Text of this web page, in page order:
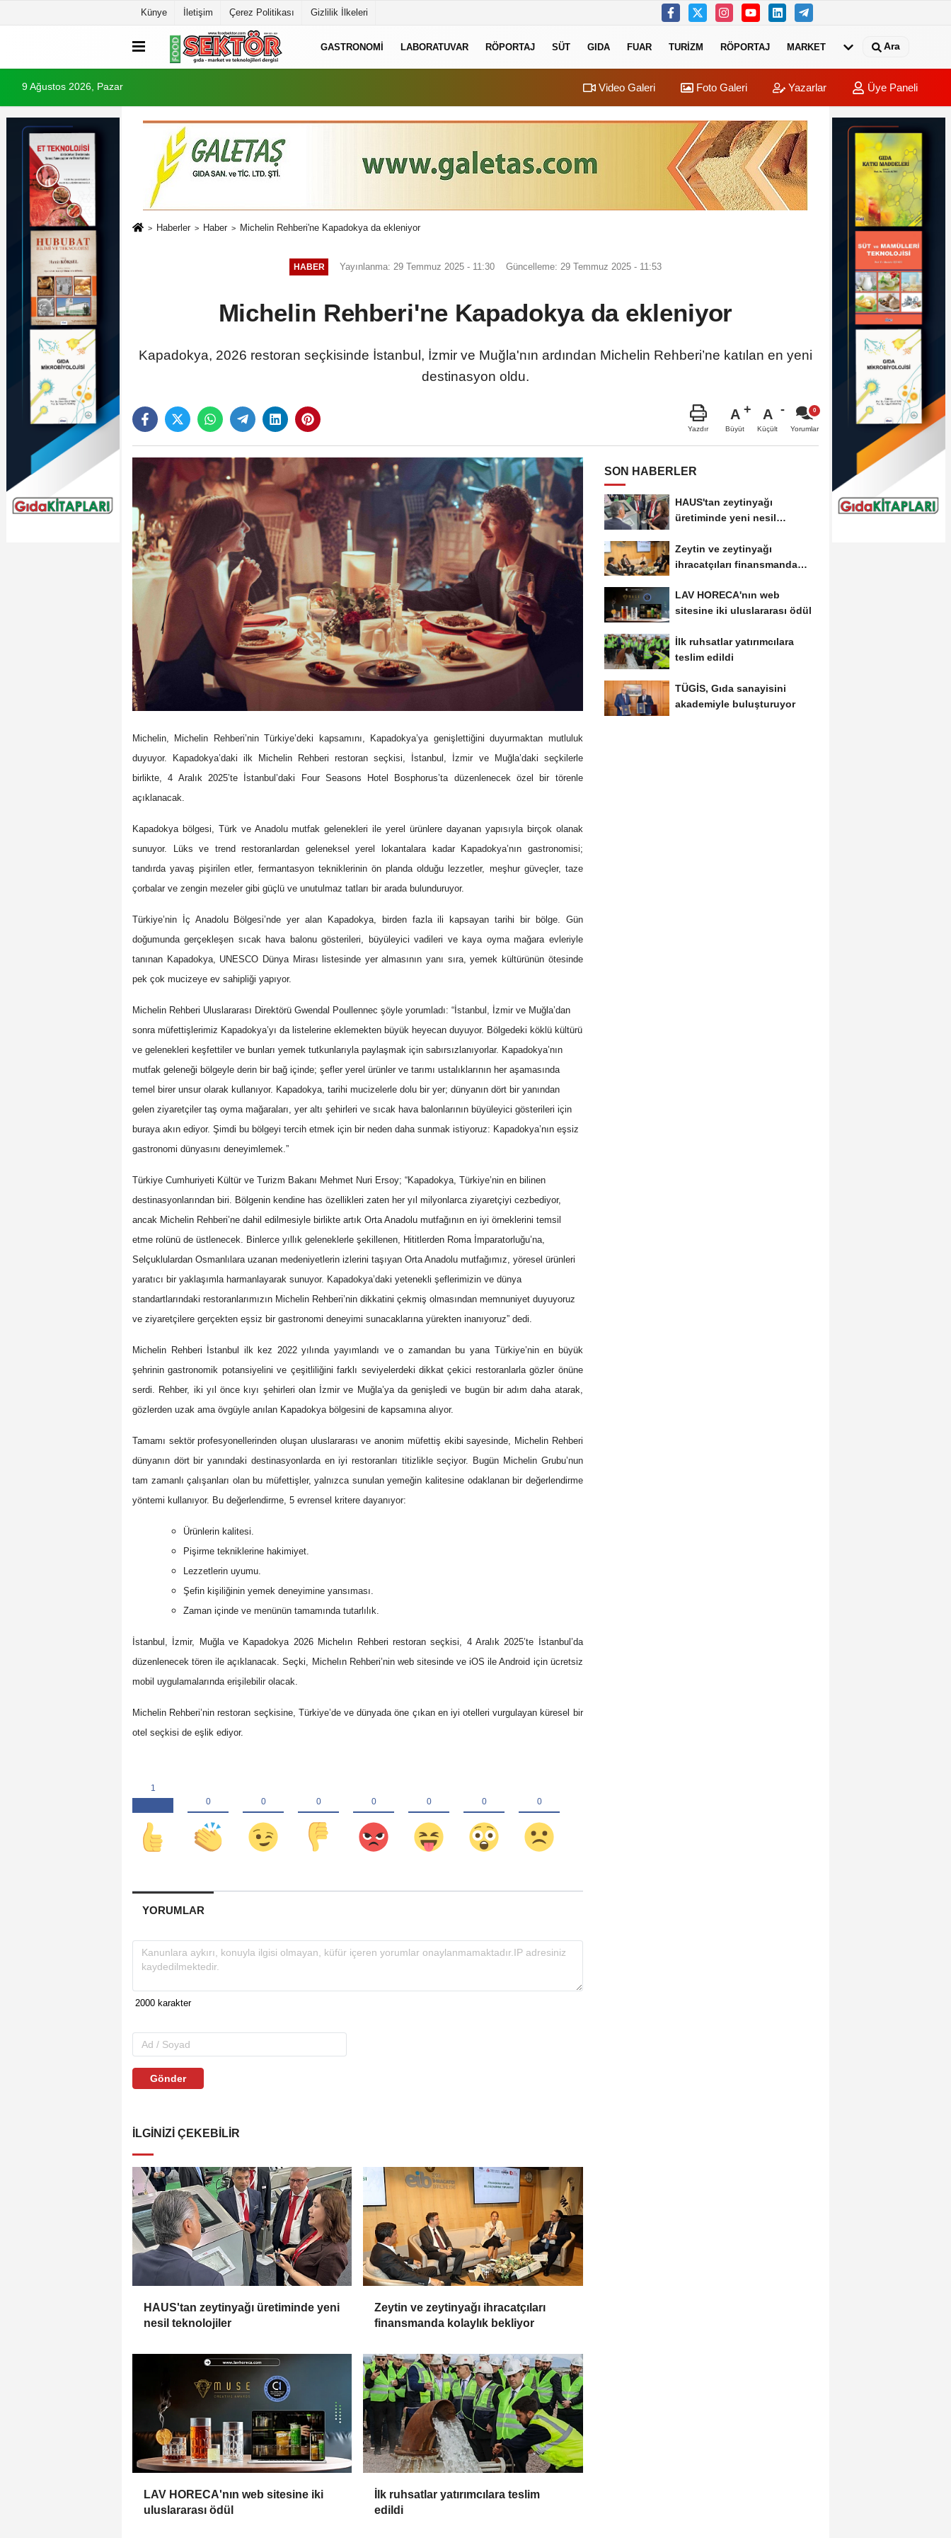
Künye İletişim Çerez Politikası Gizlilik İlkeleri
GASTRONOMI LABORATUVAR RÖPORTAJ SÜT GIDA FUAR TURIZM RÖPORTAJ MARKET Ara
9 Ağustos 2026, Pazar Video Galeri Foto Galeri Yazarlar Üye Paneli
Haberler Haber Michelin Rehberi'ne Kapadokya da ekleniyor
HABER Yayınlanma: 29 Temmuz 2025 - 11:30 Güncelleme: 29 Temmuz 2025 - 11:53
Michelin Rehberi'ne Kapadokya da ekleniyor
Kapadokya, 2026 restoran seçkisinde İstanbul, İzmir ve Muğla'nın ardından Michelin Rehberi’ne katılan en yeni
destinasyon oldu.
Yazdır
A
Büyüt
A
Küçült Yorumlar
Michelin, Michelin Rehberi’nin Türkiye’deki kapsamını, Kapadokya’ya genişlettiğini duyurmaktan mutluluk
duyuyor. Kapadokya’daki ilk Michelin Rehberi restoran seçkisi, İstanbul, İzmir ve Muğla’daki seçkilerle
birlikte, 4 Aralık 2025’te İstanbul’daki Four Seasons Hotel Bosphorus’ta düzenlenecek özel bir törenle
açıklanacak.
Kapadokya bölgesi, Türk ve Anadolu mutfak gelenekleri ile yerel ürünlere dayanan yapısıyla birçok olanak
sunuyor. Lüks ve trend restoranlardan geleneksel yerel lokantalara kadar Kapadokya’nın gastronomisi;
tandırda yavaş pişirilen etler, fermantasyon tekniklerinin ön planda olduğu lezzetler, meşhur güveçler, taze
çorbalar ve zengin mezeler gibi güçlü ve unutulmaz tatları bir arada bulunduruyor.
Türkiye’nin İç Anadolu Bölgesi’nde yer alan Kapadokya, birden fazla ili kapsayan tarihi bir bölge. Gün
doğumunda gerçekleşen sıcak hava balonu gösterileri, büyüleyici vadileri ve kaya oyma mağara evleriyle
tanınan Kapadokya, UNESCO Dünya Mirası listesinde yer almasının yanı sıra, yemek kültürünün ötesinde
pek çok mucizeye ev sahipliği yapıyor.
Michelin Rehberi Uluslararası Direktörü Gwendal Poullennec şöyle yorumladı: “İstanbul, İzmir ve Muğla’dan
sonra müfettişlerimiz Kapadokya’yı da listelerine eklemekten büyük heyecan duyuyor. Bölgedeki köklü kültürü
ve gelenekleri keşfettiler ve bunları yemek tutkunlarıyla paylaşmak için sabırsızlanıyorlar. Kapadokya’nın
mutfak geleneği bölgeyle derin bir bağ içinde; şefler yerel ürünler ve tarımı ustalıklarının her aşamasında
temel birer unsur olarak kullanıyor. Kapadokya, tarihi mucizelerle dolu bir yer; dünyanın dört bir yanından
gelen ziyaretçiler taş oyma mağaraları, yer altı şehirleri ve sıcak hava balonlarının büyüleyici gösterileri için
buraya akın ediyor. Şimdi bu bölgeyi tercih etmek için bir neden daha sunmak istiyoruz: Kapadokya’nın eşsiz
gastronomi dünyasını deneyimlemek.”
Türkiye Cumhuriyeti Kültür ve Turizm Bakanı Mehmet Nuri Ersoy; “Kapadokya, Türkiye’nin en bilinen
destinasyonlarından biri. Bölgenin kendine has özellikleri zaten her yıl milyonlarca ziyaretçiyi cezbediyor,
ancak Michelin Rehberi’ne dahil edilmesiyle birlikte artık Orta Anadolu mutfağının en iyi örneklerini temsil
etme rolünü de üstlenecek. Binlerce yıllık geleneklerle şekillenen, Hititlerden Roma İmparatorluğu’na,
Selçuklulardan Osmanlılara uzanan medeniyetlerin izlerini taşıyan Orta Anadolu mutfağımız, yöresel ürünleri
yaratıcı bir yaklaşımla harmanlayarak sunuyor. Kapadokya’daki yetenekli şeflerimizin ve dünya
standartlarındaki restoranlarımızın Michelin Rehberi’nin dikkatini çekmiş olmasından memnuniyet duyuyoruz
ve ziyaretçilere gerçekten eşsiz bir gastronomi deneyimi sunacaklarına yürekten inanıyoruz” dedi.
Michelin Rehberi İstanbul ilk kez 2022 yılında yayımlandı ve o zamandan bu yana Türkiye’nin en büyük
şehrinin gastronomik potansiyelini ve çeşitliliğini farklı seviyelerdeki dikkat çekici restoranlarla gözler önüne
serdi. Rehber, iki yıl önce kıyı şehirleri olan İzmir ve Muğla’ya da genişledi ve bugün bir adım daha atarak,
gözlerden uzak ama övgüyle anılan Kapadokya bölgesini de kapsamına alıyor.
Tamamı sektör profesyonellerinden oluşan uluslararası ve anonim müfettiş ekibi sayesinde, Michelin Rehberi
dünyanın dört bir yanındaki destinasyonlarda en iyi restoranları titizlikle seçiyor. Bugün Michelin Grubu’nun
tam zamanlı çalışanları olan bu müfettişler, yalnızca sunulan yemeğin kalitesine odaklanan bir değerlendirme
yöntemi kullanıyor. Bu değerlendirme, 5 evrensel kritere dayanıyor:
Ürünlerin kalitesi.
Pişirme tekniklerine hakimiyet.
Lezzetlerin uyumu.
Şefin kişiliğinin yemek deneyimine yansıması.
Zaman içinde ve menünün tamamında tutarlılık.
İstanbul, İzmir, Muğla ve Kapadokya 2026 Michelın Rehberi restoran seçkisi, 4 Aralık 2025’te İstanbul’da
düzenlenecek tören ile açıklanacak. Seçki, Michelın Rehberi’nin web sitesinde ve iOS ile Android için ücretsiz
mobil uygulamalarında erişilebilir olacak.
Michelin Rehberi’nin restoran seçkisine, Türkiye’de ve dünyada öne çıkan en iyi otelleri vurgulayan küresel bir
otel seçkisi de eşlik ediyor.
YORUMLAR
Gönder
İLGINIZI ÇEKEBILIR
HAUS'tan zeytinyağı üretiminde yeni
nesil teknolojiler
Zeytin ve zeytinyağı ihracatçıları
finansmanda kolaylık bekliyor
LAV HORECA'nın web sitesine iki
uluslararası ödül
İlk ruhsatlar yatırımcılara teslim
edildi
SON HABERLER
HAUS'tan zeytinyağı
üretiminde yeni nesil
Zeytin ve zeytinyağı
ihracatçıları finansmanda
LAV HORECA'nın web
sitesine iki uluslararası ödül
İlk ruhsatlar yatırımcılara
teslim edildi
TÜGİS, Gıda sanayisini
akademiyle buluşturuyor